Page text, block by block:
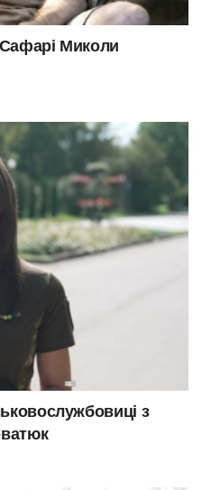
Миколи
з